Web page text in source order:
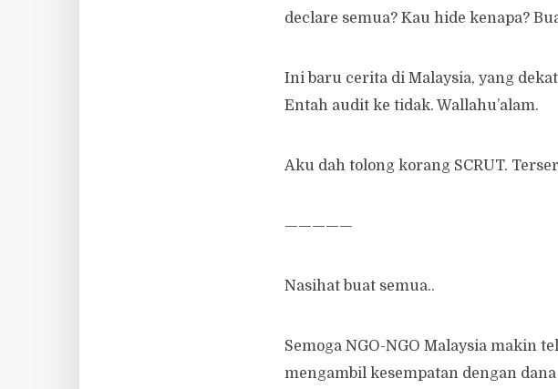
declare semua? Kau hide kenapa?
Ini baru cerita di Malaysia, yang
Entah audit ke tidak. Wallahu’alam.
Aku dah tolong korang SCRUT.
—————
Nasihat buat semua..
Semoga NGO-NGO Malaysia makin
mengambil kesempatan dengan